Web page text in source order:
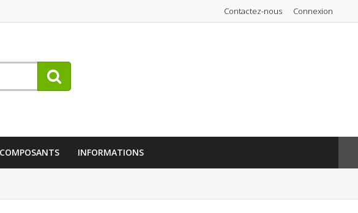
Connexion
Contactez-nous
COMPOSANTS INFORMATIONS